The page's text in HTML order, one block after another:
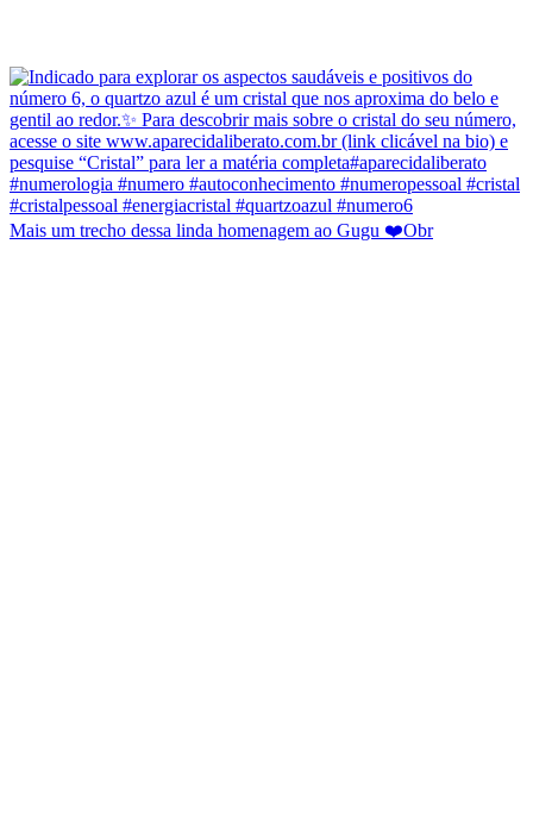
Mais um trecho dessa linda homenagem ao Gugu ❤️Obr